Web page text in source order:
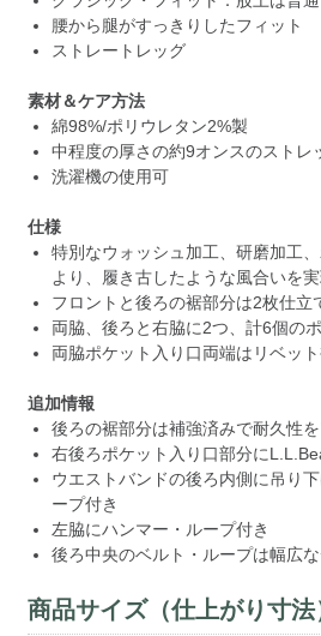
腰から腿がすっきりしたフィット
ストレートレッグ
素材＆ケア方法
綿98%/ポリウレタン2%製
中程度の厚さの約9オンスのストレ
洗濯機の使用可
仕様
特別なウォッシュ加工、研磨加工
より、履き古したような風合いを
フロントと後ろの裾部分は2枚仕立
両脇、後ろと右脇に2つ、計6個の
両脇ポケット入り口両端はリベッ
追加情報
後ろの裾部分は補強済みで耐久性
右後ろポケット入り口部分に
ウエストバンドの後ろ内側に吊り
ープ付き
左脇にハンマー・ループ付き
後ろ中央のベルト・ループは幅広
商品サイズ（仕上がり寸法